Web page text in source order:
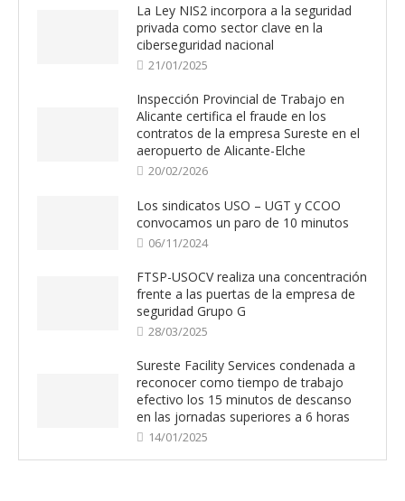
La Ley NIS2 incorpora a la seguridad
privada como sector clave en la
ciberseguridad nacional
21/01/2025
Inspección Provincial de Trabajo en
Alicante certifica el fraude en los
contratos de la empresa Sureste en el
aeropuerto de Alicante-Elche
20/02/2026
Los sindicatos USO – UGT y CCOO
convocamos un paro de 10 minutos
06/11/2024
FTSP-USOCV realiza una concentración
frente a las puertas de la empresa de
seguridad Grupo G
28/03/2025
Sureste Facility Services condenada a
reconocer como tiempo de trabajo
efectivo los 15 minutos de descanso
en las jornadas superiores a 6 horas
14/01/2025